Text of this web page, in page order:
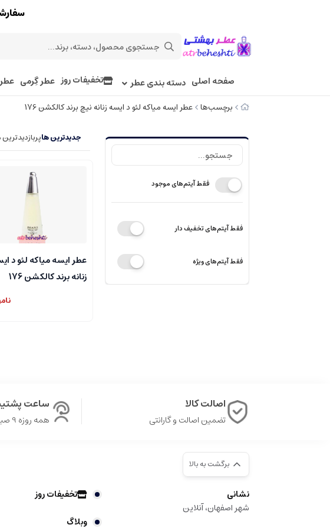
صفحه اصلی دسته بندی عطر تخفیفات روز عطر گِرمی
برچسب‌ها عطر ایسه میاکه لئو د ایسه زنانه نیچ برند کالکشن 176
فقط آیتم‌های موجود
فقط آیتم‌های تخفیف دار
فقط آیتم‌های ویژه
جدیدترین ها
عطر ایسه میاکه لئو د
زنانه برند کالکشن 176
اصالت کالا
تضمین اصالت و گارانتی
ساعت
همه روزه 9 صبح تا 9 شب
برگشت به بالا
نشانی
شهر اصفهان، آنلاین
تخفیفات روز
وبلاگ